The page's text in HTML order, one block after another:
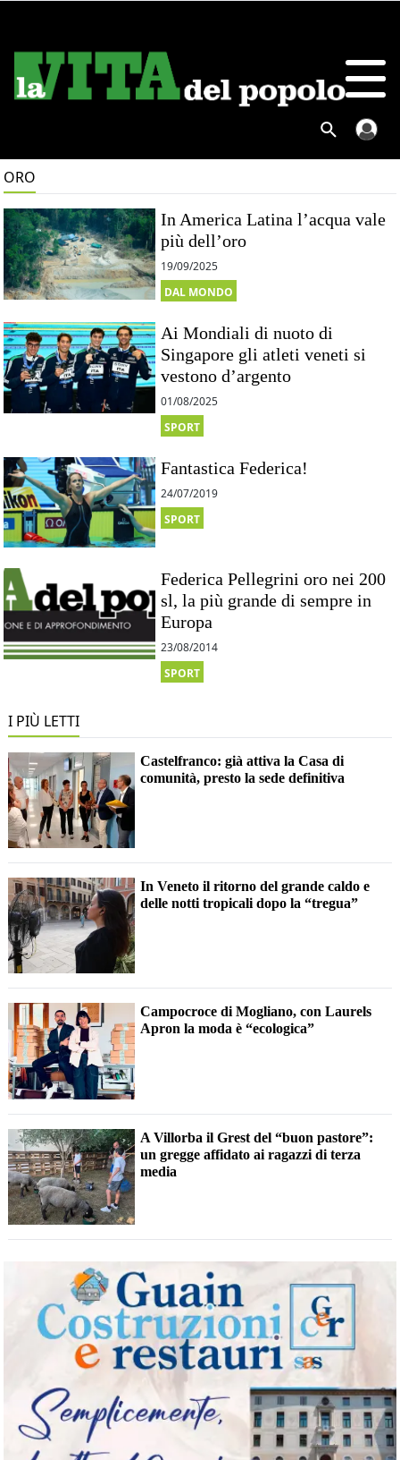
ORO
In America Latina l’acqua vale
più dell’oro
19/09/2025
DAL MONDO
Ai Mondiali di nuoto di
Singapore gli atleti veneti si
vestono d’argento
01/08/2025
SPORT
Fantastica Federica!
24/07/2019
SPORT
Federica Pellegrini oro nei 200
sl, la più grande di sempre in
Europa
23/08/2014
SPORT
I PIÙ LETTI
Castelfranco: già attiva la Casa di
comunità, presto la sede definitiva
In Veneto il ritorno del grande caldo e
delle notti tropicali dopo la “tregua”
Campocroce di Mogliano, con Laurels
Apron la moda è “ecologica”
A Villorba il Grest del “buon pastore”:
un gregge affidato ai ragazzi di terza
media